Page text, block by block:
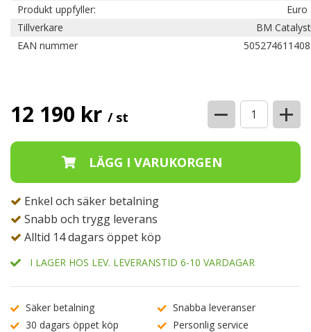
Produkt uppfyller:
Euro
Tillverkare
BM
EAN nummer
12 190 kr / st − +
Enkel och säker betalning
Snabb och trygg leverans
Alltid 14 dagars öppet köp
I LAGER HOS LEV. LEVERANSTID 6-10 VARDAGAR
Säker betalning
Snabba leveranser
30 dagars öppet köp
Personlig service